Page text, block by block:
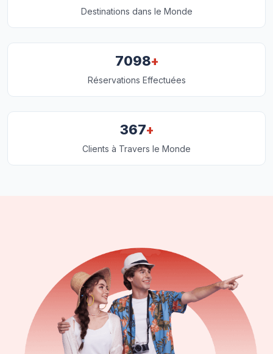
Destinations dans le Monde
7098+
Réservations Effectuées
367+
Clients à Travers le Monde